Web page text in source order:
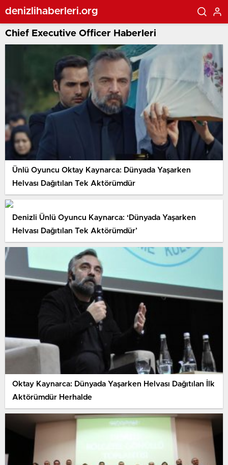
denizlihaberleri.org
Chief Executive Officer Haberleri
Ünlü Oyuncu Oktay Kaynarca: Dünyada Yaşarken
Helvası Dağıtılan Tek Aktörümdür
Denizli Ünlü Oyuncu Kaynarca: ‘Dünyada Yaşarken
Helvası Dağıtılan Tek Aktörümdür’
Oktay Kaynarca: Dünyada Yaşarken Helvası Dağıtılan İlk
Aktörümdür Herhalde